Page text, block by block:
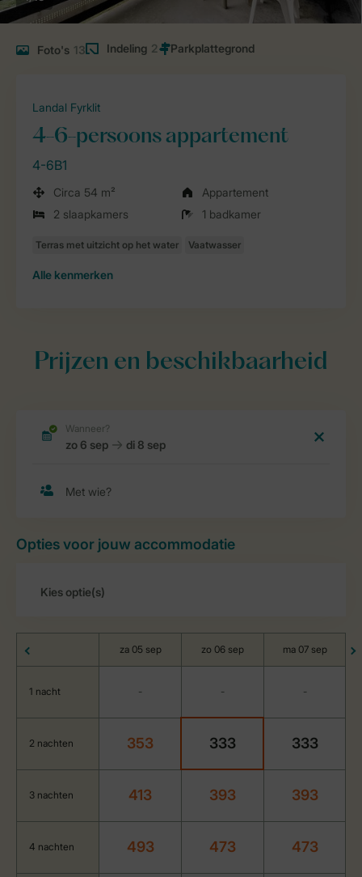
Foto's 13 Indeling 2
Landal Fyrklit
4-6-persoons appartement
4-6B1
Circa 54 m²
Appartement
2 slaapkamers
1 badkamer
Alle kenmerken
Prijzen en beschikbaarheid
Opties voor jouw accommodatie
za 05 sep zo 06 sep ma 07 sep
1 nacht - - -
2 nachten 353 333 333
3 nachten 413 393 393
4 nachten 493 473 473